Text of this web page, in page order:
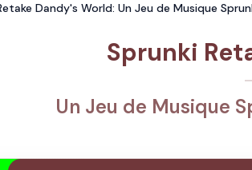
Dandy's World: Un Jeu de Musique
Sprunki
Un Jeu de Musique